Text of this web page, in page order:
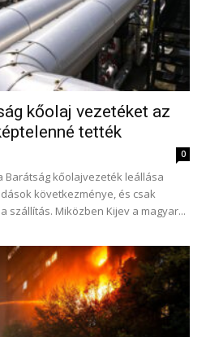
kőolaj vezetéket az
tették
0
Barátság kőolajvezeték leállása
következménye, és csak
szállítás. Miközben Kijev a magyar...